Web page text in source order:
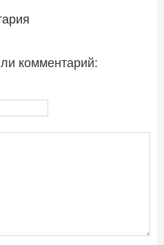
комментарий: